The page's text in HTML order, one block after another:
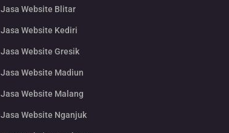
Jasa Website Blitar
Jasa Website Kediri
Jasa Website Gresik
Jasa Website Madiun
Jasa Website Malang
Jasa Website Nganjuk